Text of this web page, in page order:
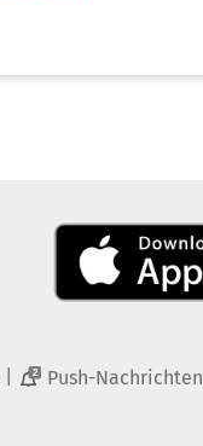
2 Push-Nachrichten